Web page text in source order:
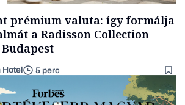
prémium valuta: így formálja
a Radisson Collection
5 perc